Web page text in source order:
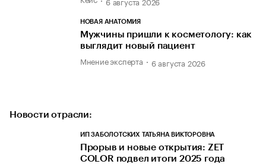
НОВАЯ АНАТОМИЯ
Мужчины пришли к косметологу: как
выглядит новый пациент
Мнение эксперта 6 августа 2026
Новости отрасли:
ИП ЗАБОЛОТСКИХ ТАТЬЯНА ВИКТОРОВНА
Прорыв и новые открытия: ZET
COLOR подвел итоги 2025 года